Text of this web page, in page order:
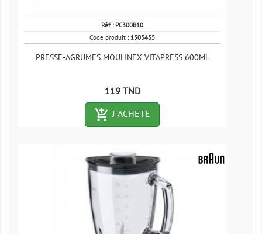
Réf : PC300B10
Code produit : 1503435
PRESSE-AGRUMES MOULINEX VITAPRESS 600ML
Prix
119 TND
add_shopping_cart-outlined
J´ACHETE